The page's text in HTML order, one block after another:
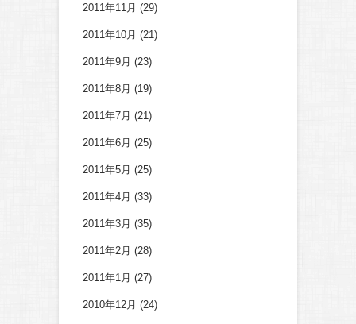
2011年11月 (29)
2011年10月 (21)
2011年9月 (23)
2011年8月 (19)
2011年7月 (21)
2011年6月 (25)
2011年5月 (25)
2011年4月 (33)
2011年3月 (35)
2011年2月 (28)
2011年1月 (27)
2010年12月 (24)